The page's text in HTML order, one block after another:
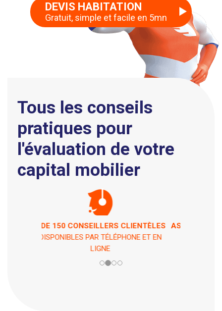
DEVIS HABITATION
Gratuit, simple et facile en 5mn
Tous les conseils
pratiques pour
l'évaluation de votre
capital mobilier
ASSISTANCE 7 JOURS / 7 ET 24H / 24
EN CAS DE PÉPIN !